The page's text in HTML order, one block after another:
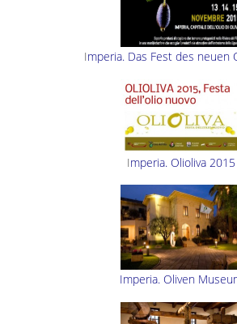
Imperia. Das Fest des neuen
Imperia. Olioliva 2015
Imperia. Oliven